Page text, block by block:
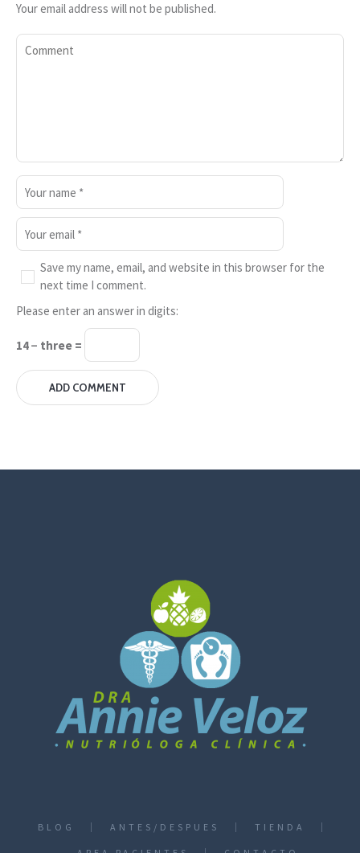
Your email address will not be published.
Save my name, email, and website in this browser for the
next time I comment.
Please enter an answer in digits:
14 − three =
BLOG ANTES/DESPUES TIENDA